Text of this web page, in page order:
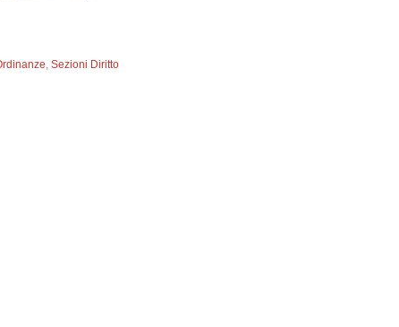
,Sezioni Diritto